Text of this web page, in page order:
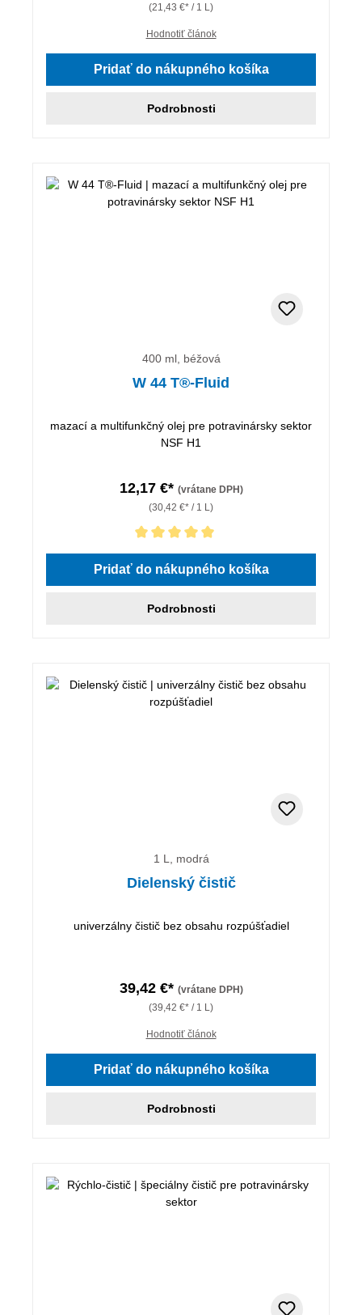
(21,43 €* / 1 L)
Hodnotiť článok
Pridať do nákupného košíka
Podrobnosti
400 ml, béžová
W 44 T®-Fluid
‌mazací a multifunkčný olej pre potravinársky sektor
NSF H1
12,17 €* (vrátane DPH)
(30,42 €* / 1 L)
Priemerné hodnotenie 5 z 5 hviezdičiek
Pridať do nákupného košíka
Podrobnosti
1 L, modrá
Dielenský čistič
univerzálny čistič bez obsahu rozpúšťadiel
39,42 €* (vrátane DPH)
(39,42 €* / 1 L)
Hodnotiť článok
Pridať do nákupného košíka
Podrobnosti